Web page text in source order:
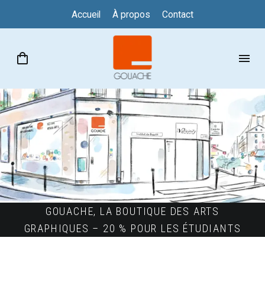
Accueil À propos Contact
GOUACHE, LA BOUTIQUE DES ARTS
GRAPHIQUES – 20 % POUR LES ÉTUDIANTS